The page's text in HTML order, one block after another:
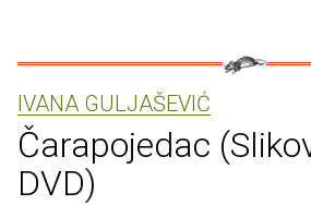
IVANA GULJAŠEVIĆ
Čarapojedac
DVD)